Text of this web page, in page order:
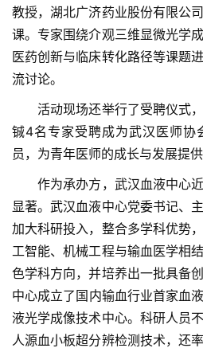
首
页
协
会
介
绍
教授，湖北广济药业股份有限公
课。专家围绕介观三维显微光学
医药创新与临床转化路径等课题
流讨论。
活动现场还举行了受聘仪式，
铖4名专家受聘成为武汉医师协
员，为青年医师的成长与发展提供
作为承办方，武汉血液中心近
显著。武汉血液中心党委书记、
加大科研投入，整合多学科优势
工智能、机械工程与输血医学相
色学科方向，并培养出一批具备
中心成立了国内输血行业首家
液光学成像技术中心。科研人员
人源血小板超分辨检测技术，还